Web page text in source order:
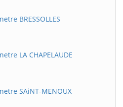
BRESSOLLES
LA CHAPELAUDE
SAiNT-MENOUX